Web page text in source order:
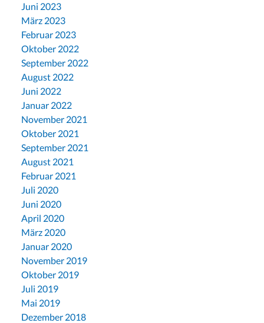
Juni 2023
März 2023
Februar 2023
Oktober 2022
September 2022
August 2022
Juni 2022
Januar 2022
November 2021
Oktober 2021
September 2021
August 2021
Februar 2021
Juli 2020
Juni 2020
April 2020
März 2020
Januar 2020
November 2019
Oktober 2019
Juli 2019
Mai 2019
Dezember 2018